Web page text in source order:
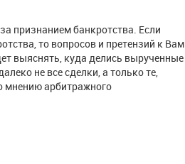
признанием банкротства. Если
то вопросов и претензий к Вам
выяснять, куда делись вырученные
не все сделки, а только те,
мнению арбитражного